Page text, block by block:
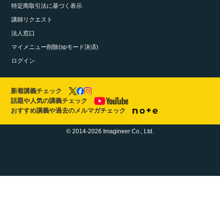
特定商取引法に基づく表示
講師リクエスト
法人窓口
マイメニュー削除(spモード決済)
ログイン
新着講義チェック
話題や人気の講義チェック
おすすめ講義や過去のメルマガチェック
© 2014-2026 Imagineer Co., Ltd.